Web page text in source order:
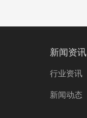
新闻资讯
行业资讯
新闻动态